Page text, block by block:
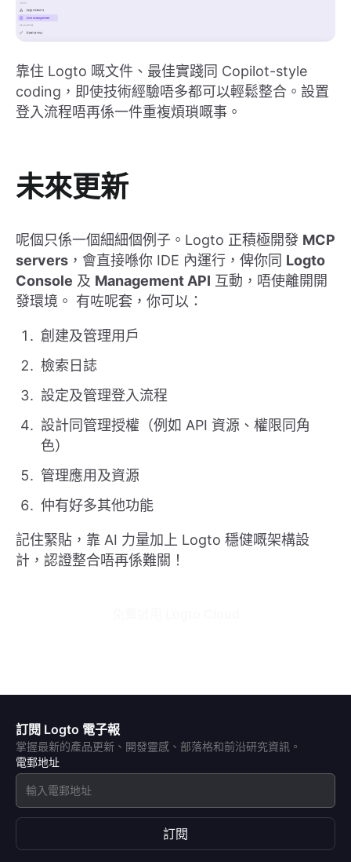
靠住 Logto 嘅文件、最佳實踐同 Copilot-style
coding，即使技術經驗唔多都可以輕鬆整合。設置
登入流程唔再係一件重複煩瑣嘅事。
未來更新
呢個只係一個細細個例子。Logto 正積極開發 MCP
servers ，會直接喺你 IDE 內運行，俾你同 Logto
Console 及 Management API 互動，唔使離開開
發環境。 有咗呢套，你可以：
創建及管理用戶
檢索日誌
設定及管理登入流程
設計同管理授權（例如 API 資源、權限同角
色）
管理應用及資源
仲有好多其他功能
記住緊貼，靠 AI 力量加上 Logto 穩健嘅架構設
計，認證整合唔再係難關！
訂閱 Logto 電子報
掌握最新的產品更新、開發靈感、部落格和前沿研究資訊。
電郵地址
訂閱